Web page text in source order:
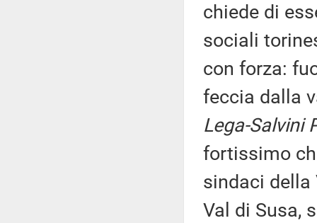
chiede di
sociali
con forza:
feccia dalla
Lega-Salvini
fortissimo
sindaci della
Val di Susa,